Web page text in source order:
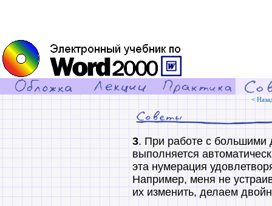
<
3. При работе с большими
выполняется
эта нумерация
Например, меня не
их изменить, делаем